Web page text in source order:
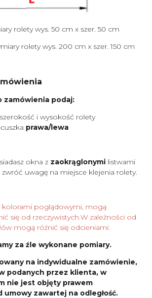
rolety wys. 50 cm x szer. 50 cm
rolety wys. 200 cm x szer. 150 cm
zamówienia podaj:
i wysokość rolety
prawa/lewa
okna z zaokrąglonymi listwami
uwagę na miejsce klejenia rolety.
kolorami poglądowymi, mogą
się od rzeczywistych.W zależności od
mogą różnić się odcieniami.
za źle wykonane pomiary.
na indywidualne zamówienie,
podanych przez klienta, w
nie jest objęty prawem
umowy zawartej na odległość.